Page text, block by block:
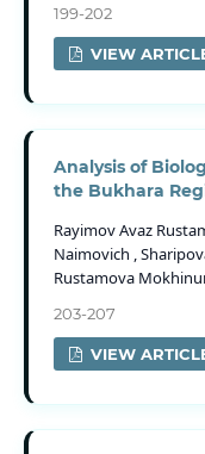
199-202
VIEW
Analysis of
the Bukhara
Rayimov Avaz
Naimovich ,
Rustamova
203-207
VIEW